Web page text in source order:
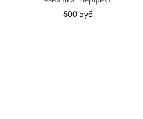
500 pуб.